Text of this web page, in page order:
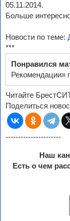
05.11.2014.
Больше
Новости по теме:
***
Понравился
Рекомендации»
Читайте
Поделиться
----------------------
Наш
Есть о чем